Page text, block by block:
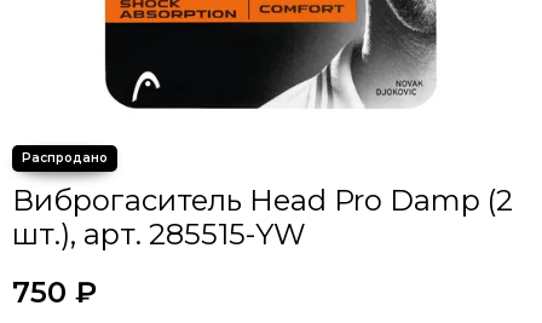
Виброгаситель Head Pro Damp (2
шт.), арт. 285515-YW
750 ₽